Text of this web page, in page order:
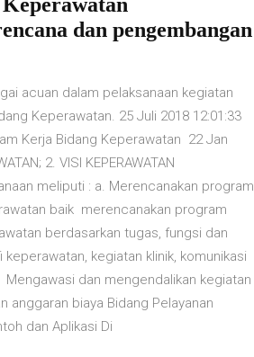
dan pengembangan
acuan dalam pelaksanaan kegiatan
Keperawatan. 25 Juli 2018 12:01:33
Kerja Bidang Keperawatan 22 Jan
2. VISI KEPERAWATAN
meliputi : a. Merencanakan program
baik merencanakan program
berdasarkan tugas, fungsi dan
kegiatan klinik, komunikasi
dan mengendalikan kegiatan
anggaran biaya Bidang Pelayanan
dan Aplikasi Di